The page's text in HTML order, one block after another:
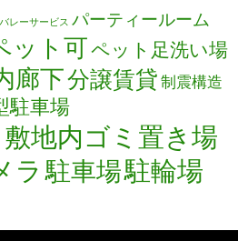
バレーサービス パーティールーム
ット可ペット足洗い場
廊下分譲賃貸制震構造
駐車場
敷地内ゴミ置き場
ラ 駐車場駐輪場